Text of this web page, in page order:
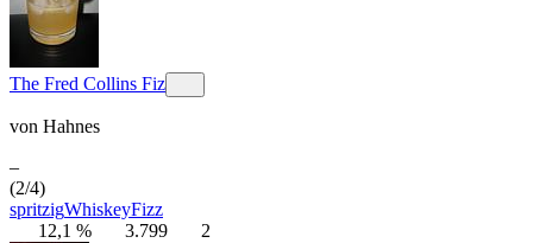
The Fred Collins Fiz
von Hahnes
–
(2/4)
spritzigWhiskeyFizz
12,1 %
3.799 2